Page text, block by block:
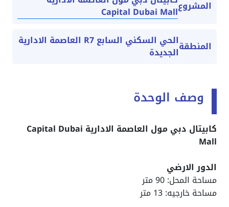
المشروعCapital Dubai Mall
المنطقة الحي السكني السابع R7 العاصمة الادارية
الجديدة
وصف الوحدة
كابيتال دبي مول العاصمة الادارية Capital Dubai
Mall
الدور الارضي
مساحة المحل: 90 متر
مساحة خارجيه: 13 متر